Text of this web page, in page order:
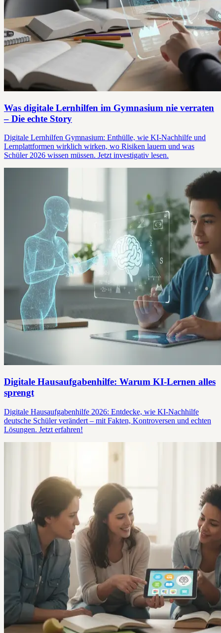
Was digitale Lernhilfen im Gymnasium nie verraten
– Die echte Story
Digitale Lernhilfen Gymnasium: Enthülle, wie KI-Nachhilfe und
Lernplattformen wirklich wirken, wo Risiken lauern und was
Schüler 2026 wissen müssen. Jetzt investigativ lesen.
Digitale Hausaufgabenhilfe: Warum KI-Lernen alles
sprengt
Digitale Hausaufgabenhilfe 2026: Entdecke, wie KI-Nachhilfe
deutsche Schüler verändert – mit Fakten, Kontroversen und echten
Lösungen. Jetzt erfahren!